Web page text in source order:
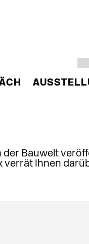
der Bauwelt
verrät Ihnen